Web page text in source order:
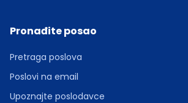
Pronađite posao
Pretraga poslova
Poslovi na email
Upoznajte poslodavce